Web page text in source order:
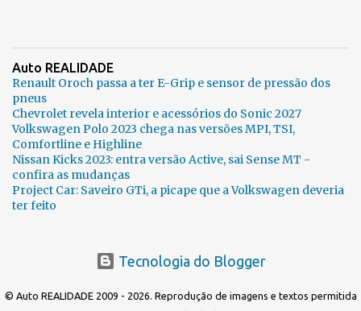
Auto REALIDADE
Renault Oroch passa a ter E-Grip e sensor de pressão dos
pneus
Chevrolet revela interior e acessórios do Sonic 2027
Volkswagen Polo 2023 chega nas versões MPI, TSI,
Comfortline e Highline
Nissan Kicks 2023: entra versão Active, sai Sense MT -
confira as mudanças
Project Car: Saveiro GTi, a picape que a Volkswagen deveria
ter feito
Tecnologia do Blogger
© Auto REALIDADE 2009 - 2026. Reprodução de imagens e textos permitida